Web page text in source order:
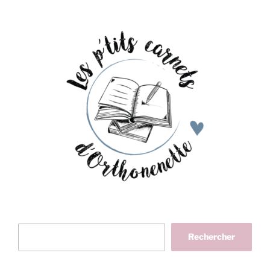
Rechercher